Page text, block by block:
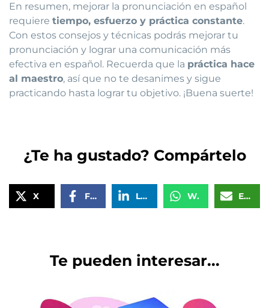
En resumen, mejorar la pronunciación en español
requiere tiempo, esfuerzo y práctica constante.
Con estos consejos y técnicas podrás mejorar tu
pronunciación y lograr una comunicación más
efectiva en español. Recuerda que la práctica hace
al maestro, así que no te desanimes y sigue
practicando hasta lograr tu objetivo. ¡Buena suerte!
¿Te ha gustado? Compártelo
X Facebook LinkedIn WhatsApp Email
Te pueden interesar...